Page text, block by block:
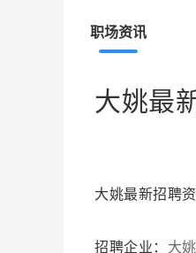
职场资讯
大姚最
大姚最新招聘
招聘企业： 大